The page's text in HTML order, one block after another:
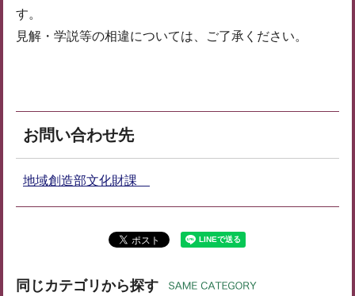
す。
見解・学説等の相違については、ご了承ください。
お問い合わせ先
地域創造部文化財課
同じカテゴリから探す